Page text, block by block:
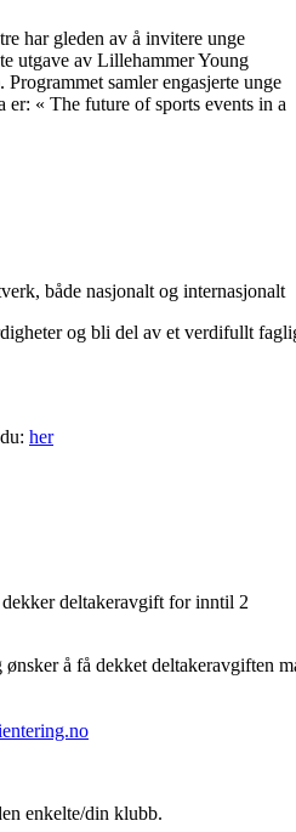
har gleden av å invitere unge
utgave av Lillehammer Young
samler engasjerte unge
er: « The future of sports events in a
både nasjonalt og internasjonalt
og bli del av et verdifullt
her
deltakeravgift for inntil 2
å få dekket deltakeravgiften
enkelte/din klubb.